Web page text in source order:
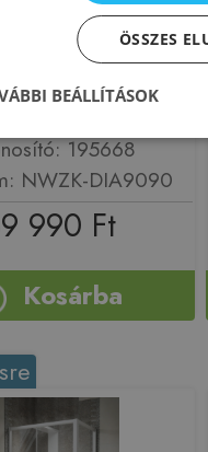
NWZK-
DIA9090
195668
NWZK-DIA9090
990 Ft
Kosárba
ÖSSZES
BEÁLLÍTÁSOK